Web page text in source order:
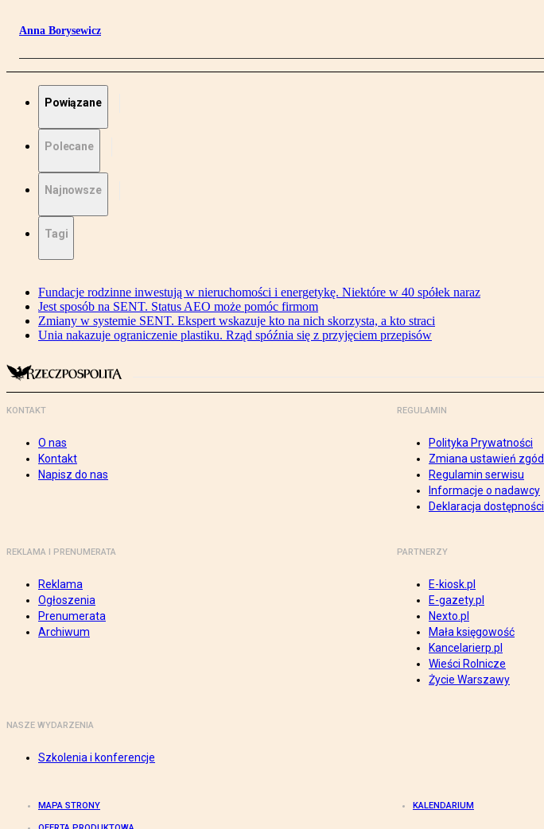
Anna Borysewicz
Powiązane
Polecane
Najnowsze
Tagi
Fundacje rodzinne inwestują w nieruchomości i energetykę. Niektóre w 40 spółek naraz
Jest sposób na SENT. Status AEO może pomóc firmom
Zmiany w systemie SENT. Ekspert wskazuje kto na nich skorzysta, a kto straci
Unia nakazuje ograniczenie plastiku. Rząd spóźnia się z przyjęciem przepisów
KONTAKT
O nas
Kontakt
Napisz do nas
REGULAMIN
Polityka Prywatności
Zmiana ustawień zgód
Regulamin serwisu
Informacje o nadawcy
Deklaracja dostępności
REKLAMA I PRENUMERATA
Reklama
Ogłoszenia
Prenumerata
Archiwum
PARTNERZY
E-kiosk.pl
E-gazety.pl
Nexto.pl
Mała księgowość
Kancelarierp.pl
Wieści Rolnicze
Życie Warszawy
NASZE WYDARZENIA
Szkolenia i konferencje
MAPA STRONY KALENDARIUM